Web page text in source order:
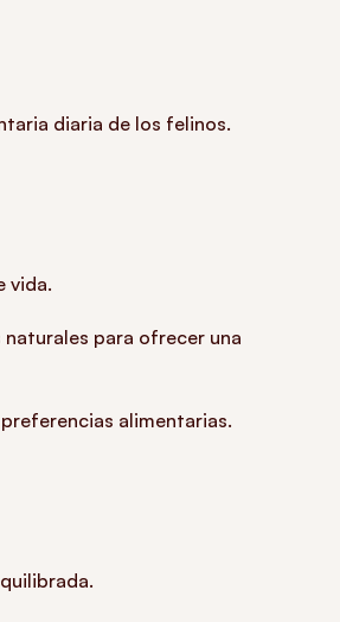
diaria de los felinos.
vida.
para ofrecer una
alimentarias.